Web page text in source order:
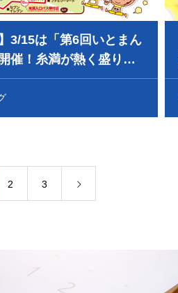
3/15は「第6回いとまん
催！糸満が熱く盛り上
2 3